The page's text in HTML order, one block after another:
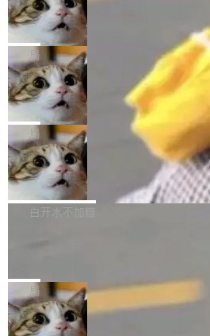
字，留下了这份纪念。 雷霄骅曾是中国
数字电视技术方向的博士生，长期从事
频技...
务，最终却产生了 180 万美元的账单，
超出原定预算 860%。 更令人意外的是
最终并未成功落地，而高额算力消耗持
达 5 个月，公司直到财务对账时才察觉
意味着一个无人看管的 AI 程序，在近
里日夜不停地"烧钱"。 复盘显示，...
且按目前的速度，中国 AI 工具预计在今
2027 年就能追上美国前沿实验室的水
ngue 把原因归结为一件事：开放协作
AI 开发者在一个共享和协作的生态里加
而美国模型厂商在"闭门造车"。他的原
ding in silos"——各自为战，互不通气。
断从他嘴里说出来分量不同。Hugging
全球最大的开源 AI 平台，上面跑着上
型。谁在开源赛道上领先，...
当 AI agent 把源码变成了最好的扩
统，开发者工具必须开源
五年前，David Crawshaw 问过很多软
一个问题：你写过什么给自己用的程序
乎都是没有。工程师们整天用别人写的
序给别人用。偶尔有人自己写个博客系
家居控制、家庭实验室，都算稀奇事。
aw 是 Shelley 的作者，一个开源 AI
nt。他最近在博客上写了一篇文章，核
简单：开发者工具必须开源。 理由不是
由软件情怀，而是一个跟 AI agent 直
技术判断。 两行 prompt 就能个性化任
局
DeepSeek Harness 宣布内测邀请
网最大规模开源 Agent 路演现场诞
一条内测招募帖，发出去的时候大概没
会变成一场开源 Agent 生态的路演。 8
DeepSeek Harness 团队负责人崔添
i）在 X 上发帖： 「如果你是 Agent
关开源项目的开发者，希望参加
ness 的内测，可以回复或私信联系我
Harness 负责把能力落到真实环境中
具、读写文件、管理上下文、处理错误
环。崔添翼招人的标...
局
商汤 SenseNova U1.5-Lite-
开源
商汤科技宣布面向社区开源轻量级统一
型的预览版本 SenseNova U1.5-Lite-
理解、推理、生成与编辑，还仅以 8B-
量大小，将能力推进到4K、更精细的真
更复杂的视觉控制和可持续迭代编辑。
白开水不加糖
nap。这次是 hwctl——一个用来检查
硬件认证状态的命令行工具。
Alan Griffiths 在邮件列表中说得很直白
局
Dario Amodei 担心新人来